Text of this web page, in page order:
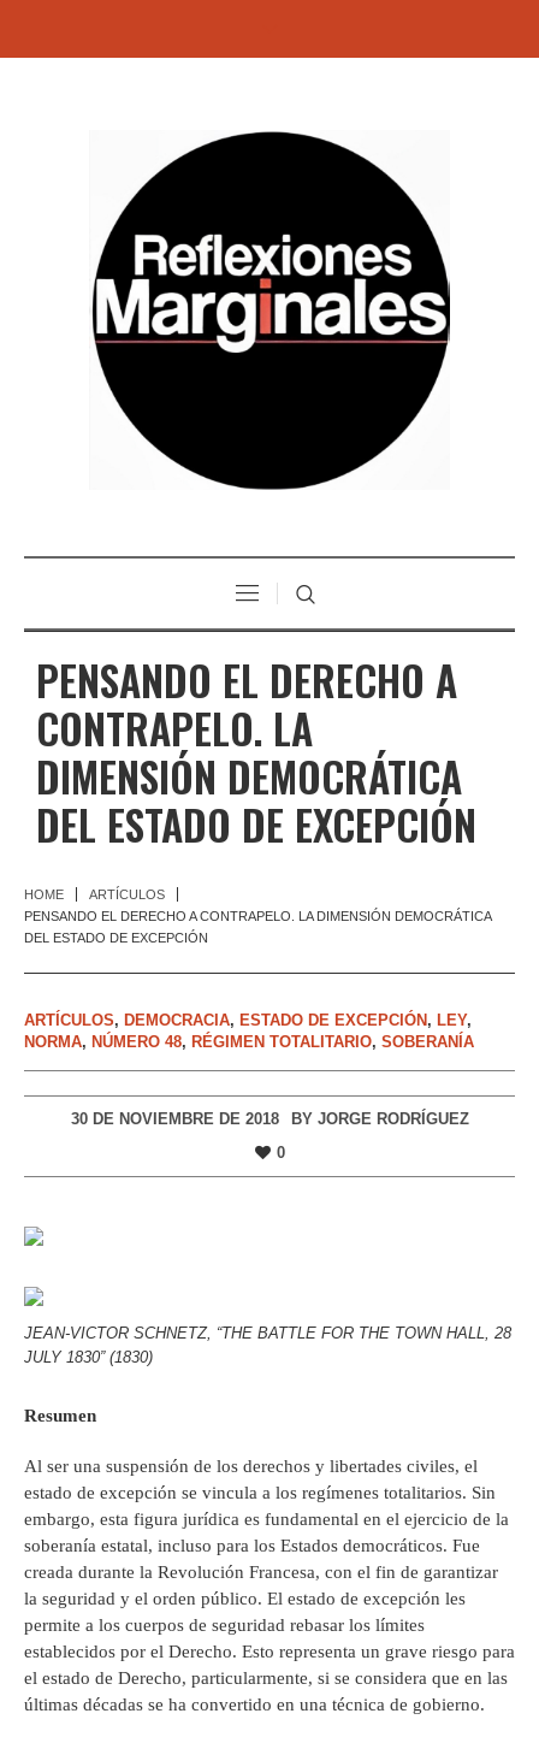
PENSANDO EL DERECHO A
CONTRAPELO. LA
DIMENSIÓN DEMOCRÁTICA
DEL ESTADO DE EXCEPCIÓN
HOME
ARTÍCULOS
PENSANDO EL DERECHO A CONTRAPELO. LA DIMENSIÓN DEMOCRÁTICA
DEL ESTADO DE EXCEPCIÓN
ARTÍCULOS, DEMOCRACIA, ESTADO DE EXCEPCIÓN, LEY,
NORMA, NÚMERO 48, RÉGIMEN TOTALITARIO, SOBERANÍA
30 DE NOVIEMBRE DE 2018 BY JORGE RODRÍGUEZ
0
JEAN-VICTOR SCHNETZ, “THE BATTLE FOR THE TOWN HALL, 28
JULY 1830” (1830)
Resumen
Al ser una suspensión de los derechos y libertades civiles, el
estado de excepción se vincula a los regímenes totalitarios. Sin
embargo, esta figura jurídica es fundamental en el ejercicio de la
soberanía estatal, incluso para los Estados democráticos. Fue
creada durante la Revolución Francesa, con el fin de garantizar
la seguridad y el orden público. El estado de excepción les
permite a los cuerpos de seguridad rebasar los límites
establecidos por el Derecho. Esto representa un grave riesgo para
el estado de Derecho, particularmente, si se considera que en las
últimas décadas se ha convertido en una técnica de gobierno.